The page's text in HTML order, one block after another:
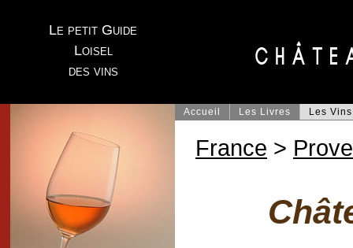
Le petit Guide
Loisel
des vins
Accueil Les Livres Les Vins
France >